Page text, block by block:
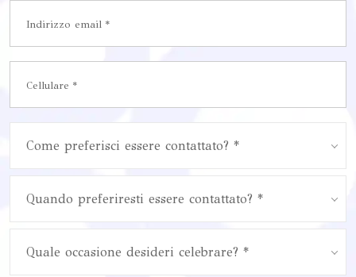
Come preferisci essere contattato? *
Quando preferiresti essere contattato? *
Quale occasione desideri celebrare? *